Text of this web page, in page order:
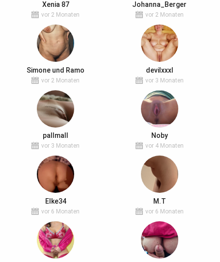
Xenia 87
vor 2 Monaten
Johanna_Berger
vor 2 Monaten
Simone und Ramo
vor 2 Monaten
devilxxxl
vor 3 Monaten
pallmall
vor 3 Monaten
Noby
vor 4 Monaten
Elke34
vor 6 Monaten
M.T
vor 6 Monaten